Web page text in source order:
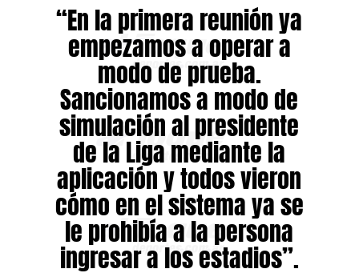
“En la primera reunión ya
empezamos a operar a
modo de prueba.
Sancionamos a modo de
simulación al presidente
de la Liga mediante la
aplicación y todos vieron
cómo en el sistema ya se
le prohibía a la persona
ingresar a los estadios”.